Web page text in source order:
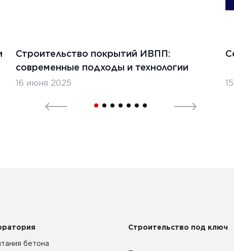
Строительство покрытий ИВПП:
современные подходы и технологии
16 июня 2025
бетона
Строительство под ключ